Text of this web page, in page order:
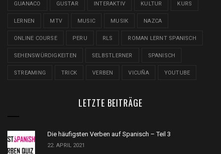
GUANACO GUSTAR INTERAKTIV KULTUR KURS
LERNEN MTV MUSIC MUSIK NAZCA
ONLINE COURSE PERU RLS ROMAN LERNT SPANISCH
SEHENSWÜRDIGKEITEN SELBSTLERNER SPANISCH
STREAMING TRICK VERBEN VICUÑA YOUTUBE
LETZTE BEITRÄGE
Die häufigsten Verben auf Spanisch – Teil 3
22. APRIL 2021